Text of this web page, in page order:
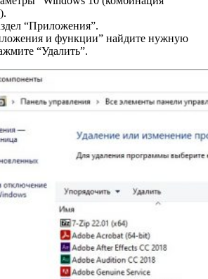
“Приложения”.
и функции” найдите нужную
“Удалить”.